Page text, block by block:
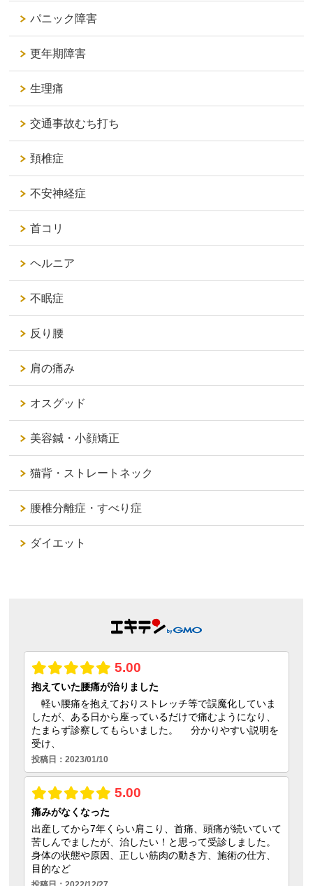
パニック障害
更年期障害
生理痛
交通事故むち打ち
頚椎症
不安神経症
首コリ
ヘルニア
不眠症
反り腰
肩の痛み
オスグッド
美容鍼・小顔矯正
猫背・ストレートネック
腰椎分離症・すべり症
ダイエット